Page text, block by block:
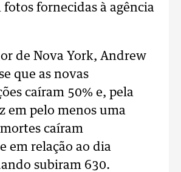
fotos fornecidas à agência
de Nova York, Andrew
que as novas
caíram 50% e, pela
em pelo menos uma
caíram
em relação ao dia
subiram 630.